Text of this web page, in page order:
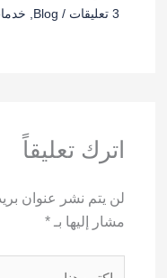
3 تعليقات /
Blog
اترك تعليقاً
لن يتم نشر عنوان
مشار إليها بـ *